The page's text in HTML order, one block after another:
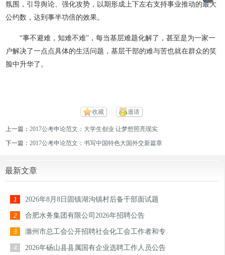
氛围，引导舆论、强化攻势，以期形成上下左右支持事业推动的最大
公约数，达到事半功倍的效果。
“事不避难，知难不难”，每当基层难题化解了，甚至是为一家一
户解决了一点点具体的生活问题，基层干部的难与苦也就在群众的笑
脸中升华了。
收藏 邀请
上一篇：2017公考申论范文：大学生创业 让梦想照亮现实
下一篇：2017公考申论范文：书写中国特色大国外交新篇章
最新文章
1 2026年8月8日固镇湖沟镇村后备干部面试题
2 合肥水务集团有限公司2026年招聘公告
3 滁州市总工会公开招聘社会化工会工作者和专
4 2026年砀山县县属国有企业选聘工作人员公告